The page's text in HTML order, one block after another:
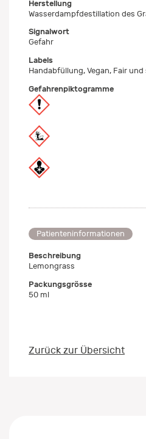
Herstellung
Wasserdampfdestillation des
Signalwort
Gefahr
Labels
Handabfüllung, Vegan, Fair
Gefahrenpiktogramme
Patienteninformationen
Beschreibung
Lemongrass
Packungsgrösse
50 ml
Zurück zur Übersicht